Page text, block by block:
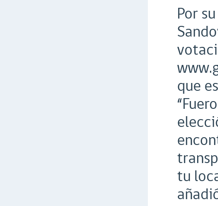
Por
que
tu